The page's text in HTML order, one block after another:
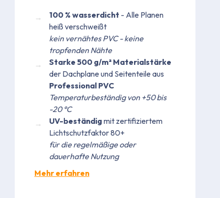
100 % wasserdicht - Alle Planen
heiß verschweißt
kein vernähtes PVC - keine
tropfenden Nähte
Starke 500 g/m² Materialstärke
der Dachplane und Seitenteile aus
Professional PVC
Temperaturbeständig von +50 bis
-20 °C
UV-beständig mit zertifiziertem
Lichtschutzfaktor 80+
für die regelmäßige oder
dauerhafte Nutzung
Mehr erfahren